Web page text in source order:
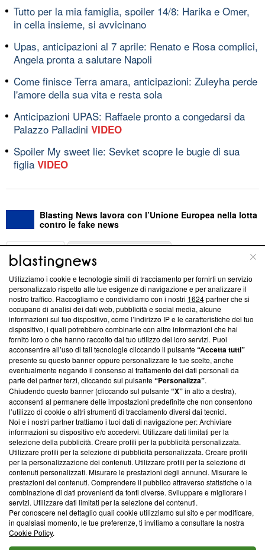
Tutto per la mia famiglia, spoiler 14/8: Harika e Omer,
in cella insieme, si avvicinano
Upas, anticipazioni al 7 aprile: Renato e Rosa complici,
Angela pronta a salutare Napoli
Come finisce Terra amara, anticipazioni: Zuleyha perde
l'amore della sua vita e resta sola
Anticipazioni UPAS: Raffaele pronto a congedarsi da
Palazzo Palladini VIDEO
Spoiler My sweet lie: Sevket scopre le bugie di sua
figlia VIDEO
Blasting News lavora con l’Unione Europea nella lotta
contro le fake news
ABOUT
Questa sezione offre informazioni trasparenti su Blasting
News, sui nostri processi editoriali e su come ci impegniamo a
creare news di qualità. Inoltre, afferma la nostra aderenza a
‘Trust Project - News with Integrity’Blasting News non è
ancora membro del programma, ma ha richiesto di farne
parte; Trust Project non ha ancora effettuato una verifica di
conformità agli standard.
Su di noi
Team editoriale
Corporate
Redazione
Informativa Privacy
Cookie Policy
Blasting SA, IDI CHE-247.845.224, Via Carlo Frasca, 3 - 6900
Lugano (Svizzera) Tel:+39 0690258937
© 2026 Blasting News
Utilizziamo i cookie e tecnologie simili di tracciamento per fornirti un servizio
personalizzato rispetto alle tue esigenze di navigazione e per analizzare il
nostro traffico. Raccogliamo e condividiamo con i nostri 1624partner che si
occupano di analisi dei dati web, pubblicità e social media, alcune
informazioni sul tuo dispositivo, come l’indirizzo IP e le caratteristiche del tuo
dispositivo, i quali potrebbero combinarle con altre informazioni che hai
fornito loro o che hanno raccolto dal tuo utilizzo dei loro servizi. Puoi
acconsentire all’uso di tali tecnologie cliccando il pulsante“Accetta tutti”
presente su questo banner oppure personalizzare le tue scelte, anche
eventualmente negando il consenso al trattamento dei dati personali da
parte dei partner terzi, cliccando sul pulsante“Personalizza”.
Chiudendo questo banner (cliccando sul pulsante“X”in alto a destra),
acconsenti al permanere delle impostazioni predefinite che non consentono
l’utilizzo di cookie o altri strumenti di tracciamento diversi dai tecnici.
Noi e i nostri partner trattiamo i tuoi dati di navigazione per: Archiviare
informazioni su dispositivo e/o accedervi. Utilizzare dati limitati per la
selezione della pubblicità. Creare profili per la pubblicità personalizzata.
Utilizzare profili per la selezione di pubblicità personalizzata. Creare profili
per la personalizzazione dei contenuti. Utilizzare profili per la selezione di
contenuti personalizzati. Misurare le prestazioni degli annunci. Misurare le
prestazioni dei contenuti. Comprendere il pubblico attraverso statistiche o la
combinazione di dati provenienti da fonti diverse. Sviluppare e migliorare i
servizi. Utilizzare dati limitati per la selezione dei contenuti.
Per conoscere nel dettaglio quali cookie utilizziamo sul sito e per modificare,
in qualsiasi momento, le tue preferenze, ti invitiamo a consultare la nostra
Cookie Policy.